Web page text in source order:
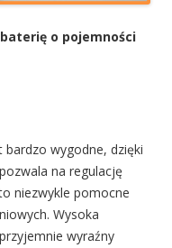
baterię o pojemności
wygodne, dzięki
na regulację
niezwykle pomocne
Wysoka
wyraźny